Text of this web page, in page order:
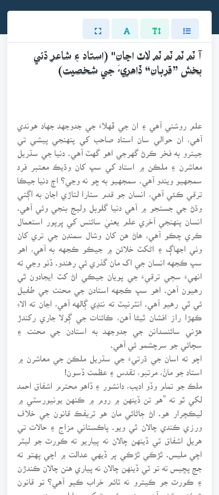
آ ٽم ٽم ٽم ٽم لاٽ اڃان" (استاد ۽ شاعر ڌڻي
بخش ”قربان“ ڏاهريءَ جي شخصيت)
علم روشني آهي ۽ ان جي ڦهلاءَ جي جدوجهد جهاد هوندي
آهي، ان حوالي سان استاد صاحب کي پنهنجي پيشي تي
جيترو به فخر ڪرڻ گهرجي اهو گهٽ آهي. دنيا جي سڌريل
معاشرن ۽ ملڪن ۾ استاد کي سڀ کان وڌيڪ معتبر فرد
سمجهيو ويندو آهي. سمجهيو به ڇو نه وڃي؟ اڄ دنيا جيڪا
ترقي ڪئي آهي، انسان جو قدم ستارا لتاڙي اڃان به اڳتي
وڌڻ جي جستجو ۾ آهي دنيا گلوبل وليج بنجي وئي آهي.
انسان پنهنجي آخري علم يعنيٰ سائنس کي ڀرپور استعمال
ڪري چڪو آهي، هاڻ هن کان وشال سمنڊن جي تري کان
وٺي اجهاڳ ۽ اڻکٽ خلائن ۾ جيڪو ڪجهه به آهي، اهو
سڀ ڪجهه انسان جي اک مان گذري ئي رهندو. ڏٺو وڃي ته
انهيءَ سڄي ترقيءَ جي پويان جيڪي اڻ کٽ ايجادون ٿي
رهيون آهن. اهو سڀ ڪجهه استادن جي محنت جي طفيل
ئي ٿي رهيو آهي. انٽرنيٽ ته ننڍي ڳالهه آهي، اڃان ته الاءِ
ڪهڙا راز افشان ٿيڻا آهن، ڪائنات جي ڳولا جاري رکندڙ
هڙني سائنسدانن جي جدوجهد به استادن جي محنت ۽
سچائي جو سرچشمو ئي آهي.
اچو ته اسان جي ڌرتيءَ جي سڌريل ملڪن جي معاشرن ۾
استاد جو مانُ، مرتبو، تقدس ۽ عظمت ڏسون!
ملڪ جو تمام وڏو اديب، دانشور ۽ ڏاهو محترم اشفاق احمد
لکي ٿو ته ”هو تن ڏينهن ۾ روم ۾ ڪنهن يونيورسٽي ۾
ليڪچرار هو. اڻ ڄاڻائي مان هو ٽريفڪ قانون جي خلاف
ورزي ڪندي چالان ٿي ويو. پاڪستاني مزاج ۽ حالات تي
هريل اشفاق ٽي ڏينهن چالان نه پياريو ته ڪورٽ جو ليٽر
اچي مليس. ٿڙڪي ٿڙڪي پر ڏيهي عدالت ۾ اچي پهتو ته
جج پڇيس ته تو ٽي ڏينهن چالان نه پياري هنن چالان ڪندڙن
۽ ڪورٽ جو ڪيترو نه ٽائم خراب ڪيو آهي؟ تو قانون
شڪني ڪئي آهي، جنهن ڪري توکي سزا اچي ويندي.